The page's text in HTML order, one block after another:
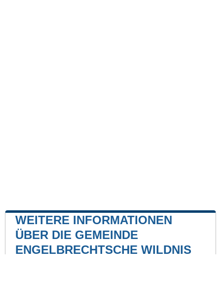
WEITERE INFORMATIONEN
ÜBER DIE GEMEINDE
ENGELBRECHTSCHE WILDNIS